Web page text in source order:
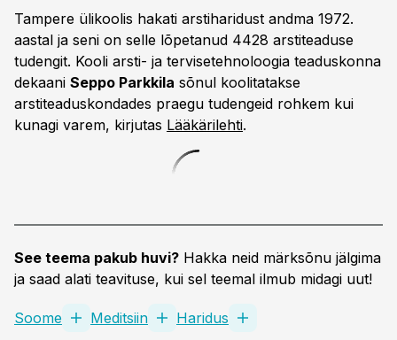
Tampere ülikoolis hakati arstiharidust andma 1972.
aastal ja seni on selle lõpetanud 4428 arstiteaduse
tudengit. Kooli arsti- ja tervisetehnoloogia teaduskonna
dekaani Seppo Parkkila sõnul koolitatakse
arstiteaduskondades praegu tudengeid rohkem kui
kunagi varem, kirjutas Lääkärilehti.
See teema pakub huvi? Hakka neid märksõnu jälgima
ja saad alati teavituse, kui sel teemal ilmub midagi uut!
Soome Meditsiin Haridus